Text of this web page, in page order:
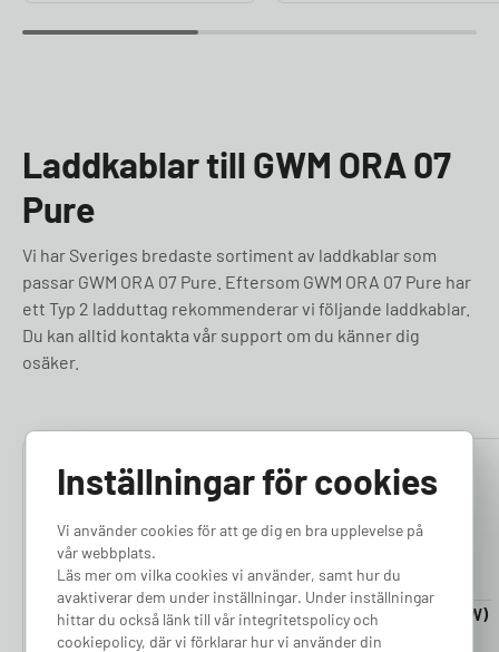
Laddkablar till GWM ORA 07
Pure
Vi har Sveriges bredaste sortiment av laddkablar som
passar GWM ORA 07 Pure. Eftersom GWM ORA 07 Pure har
ett Typ 2 ladduttag rekommenderar vi följande laddkablar.
Du kan alltid kontakta vår support om du känner dig
osäker.
4.76
Laddkabel 5-20m (11kW)
Finns i lager
Laddkabel 5-20m (22kW)
Finns i lager
Inställningar för cookies
Vi använder cookies för att ge dig en bra upplevelse på
vår webbplats.
Läs mer om vilka cookies vi använder, samt hur du
avaktiverar dem under inställningar. Under inställningar
hittar du också länk till vår integritetspolicy och
cookiepolicy, där vi förklarar hur vi använder din